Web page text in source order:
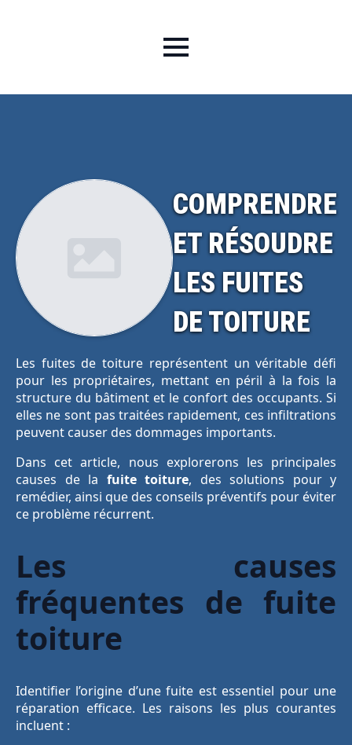
COMPRENDRE
ET RÉSOUDRE
LES FUITES
DE TOITURE
Les fuites de toiture représentent un véritable défi
pour les propriétaires, mettant en péril à la fois la
structure du bâtiment et le confort des occupants. Si
elles ne sont pas traitées rapidement, ces infiltrations
peuvent causer des dommages importants.
Dans cet article, nous explorerons les principales
causes de la fuite toiture, des solutions pour y
remédier, ainsi que des conseils préventifs pour éviter
ce problème récurrent.
Les causes
fréquentes de fuite
toiture
Identifier l’origine d’une fuite est essentiel pour une
réparation efficace. Les raisons les plus courantes
incluent :